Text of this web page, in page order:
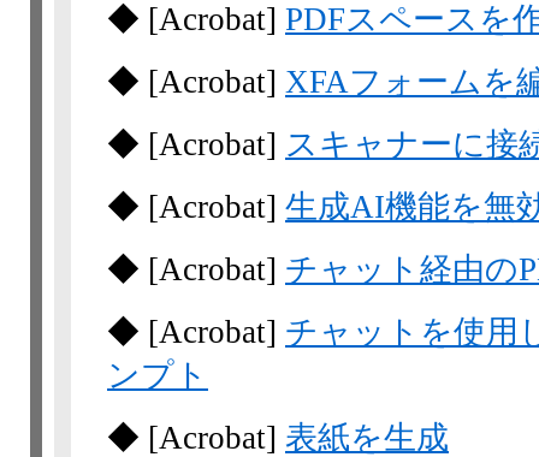
◆ [Acrobat] PDFスペースを
◆ [Acrobat] XFAフォームを
◆ [Acrobat] スキャナーに接
◆ [Acrobat] 生成AI機能を無
◆ [Acrobat] チャット経由の
◆ [Acrobat] チャットを使用
ンプト
◆ [Acrobat] 表紙を生成